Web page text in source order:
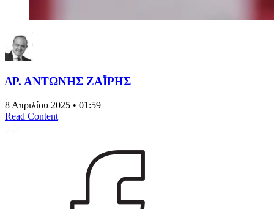
ΔΡ. ΑΝΤΩΝΗΣ ΖΑΪΡΗΣ
8 Απριλίου 2025 • 01:59
Read Content